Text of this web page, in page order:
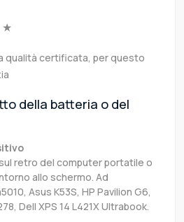
★
qualità certificata, per questo
della batteria o del
retro del computer portatile o
allo schermo. Ad
Asus K53S, HP Pavilion G6,
Dell XPS 14 L421X Ultrabook.